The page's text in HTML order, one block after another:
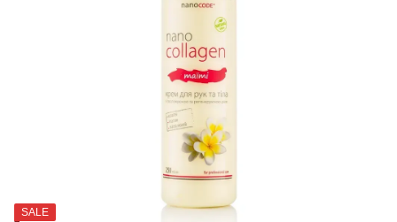
SALE